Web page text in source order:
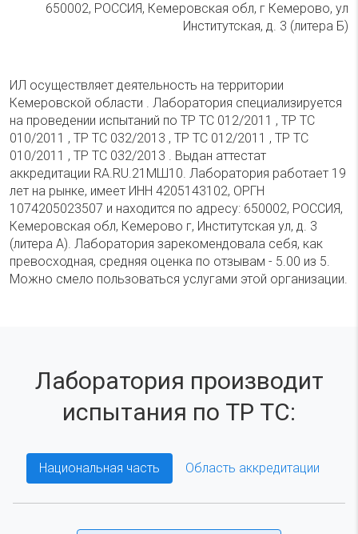
650002, РОССИЯ, Кемеровская обл, г Кемерово, ул
Институтская, д. 3 (литера Б)
ИЛ осуществляет деятельность на территории
Кемеровской области . Лаборатория специализируется
на проведении испытаний по ТР ТС 012/2011 , ТР ТС
010/2011 , ТР ТС 032/2013 , ТР ТС 012/2011 , ТР ТС
010/2011 , ТР ТС 032/2013 . Выдан аттестат
аккредитации RA.RU.21МШ10. Лаборатория работает 19
лет на рынке, имеет ИНН 4205143102, ОРГН
1074205023507 и находится по адресу: 650002, РОССИЯ,
Кемеровская обл, Кемерово г, Институтская ул, д. 3
(литера А). Лаборатория зарекомендовала себя, как
превосходная, средняя оценка по отзывам - 5.00 из 5.
Можно смело пользоваться услугами этой организации.
Лаборатория производит
испытания по ТР ТС:
Национальная часть Область аккредитации